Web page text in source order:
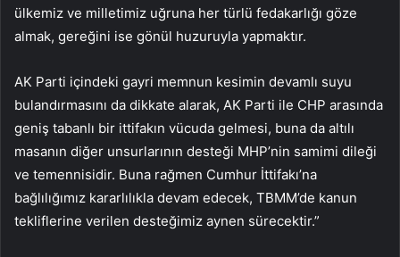
ülkemiz ve milletimiz uğruna her türlü fedakarlığı göze
almak, gereğini ise gönül huzuruyla yapmaktır.
AK Parti içindeki gayri memnun kesimin devamlı suyu
bulandırmasını da dikkate alarak, AK Parti ile CHP arasında
geniş tabanlı bir ittifakın vücuda gelmesi, buna da altılı
masanın diğer unsurlarının desteği MHP’nin samimi dileği
ve temennisidir. Buna rağmen Cumhur İttifakı’na
bağlılığımız kararlılıkla devam edecek, TBMM’de kanun
tekliflerine verilen desteğimiz aynen sürecektir.”